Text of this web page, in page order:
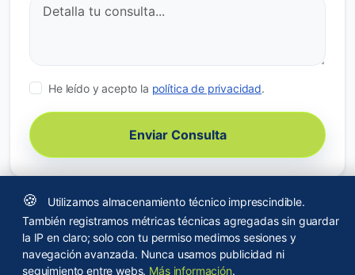
He leído y acepto la política de privacidad.
Enviar Consulta
PrivacidadConfianza en empleoAviso legalCookies
© 2026 GestiónVial.com
🍪
Utilizamos almacenamiento técnico imprescindible.
También registramos métricas técnicas agregadas sin guardar
la IP en claro; solo con tu permiso medimos sesiones y
navegación avanzada. Nunca usamos publicidad ni
seguimiento entre webs. Más información.